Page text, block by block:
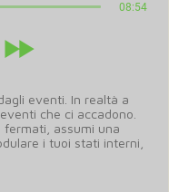
08:54
eventi. In realtà a
che ci accadono.
assumi una
i tuoi stati interni,